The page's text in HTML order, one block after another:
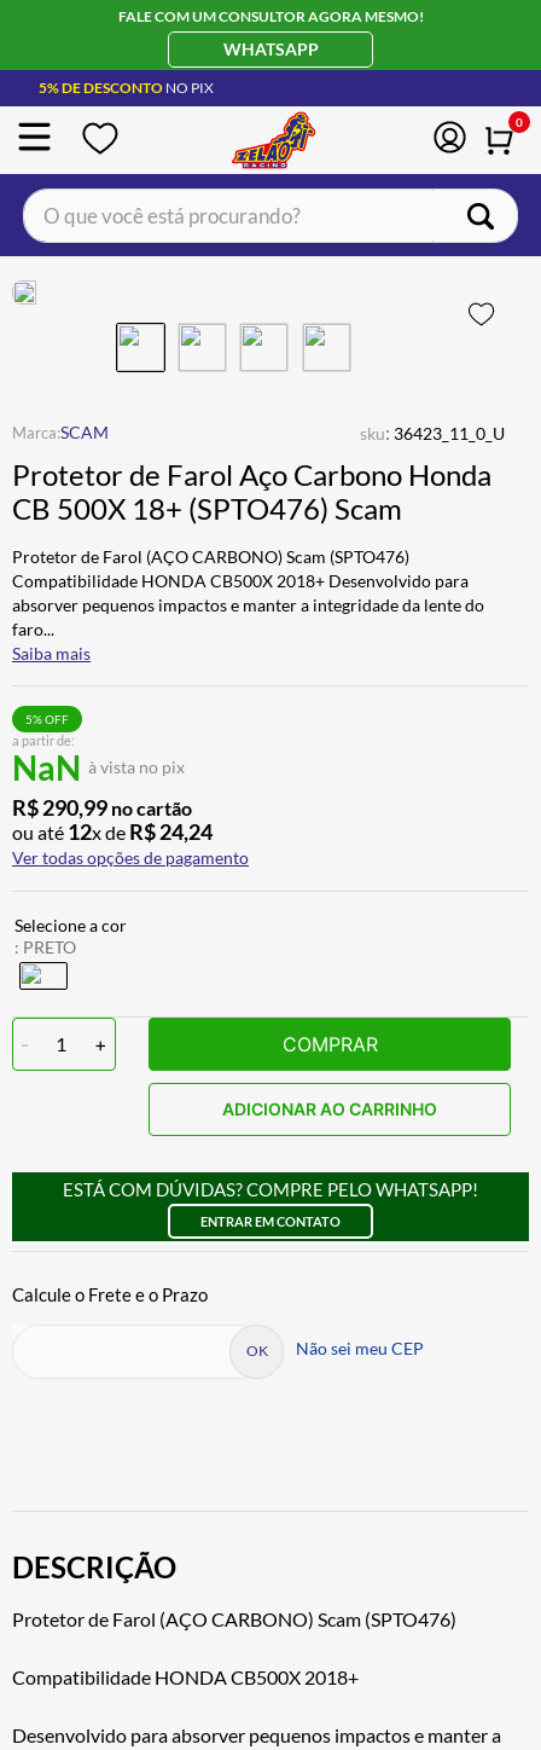
FALE COM UM CONSULTOR AGORA MESMO!
WHATSAPP
5% DE DESCONTO NO PIX
0
O que você está procurando?
SCAM sku: 36423_11_0_U
Protetor de Farol Aço Carbono Honda
CB 500X 18+ (SPTO476) Scam
Protetor de Farol (AÇO CARBONO) Scam (SPTO476)
Compatibilidade HONDA CB500X 2018+ Desenvolvido para
absorver pequenos impactos e manter a integridade da lente do
faro...
Saiba mais
a partir de:
NaN à vista no pix
5% OFF
R$290,99 no cartão
ou até 12x de R$24,24
Ver todas opções de pagamento
: PRETO
- 1 + COMPRAR
ADICIONAR AO CARRINHO
ESTÁ COM DÚVIDAS? COMPRE PELO WHATSAPP!
ENTRAR EM CONTATO
Não sei meu CEP
DESCRIÇÃO
Protetor de Farol (AÇO CARBONO) Scam (SPTO476)
Compatibilidade HONDA CB500X 2018+
Desenvolvido para absorver pequenos impactos e manter a
BOTA
4º ÓCULOS SOLAR
5º LUVA
6 º BAU
7º ALPINESTAR
8º AIROH
10º BOTAS